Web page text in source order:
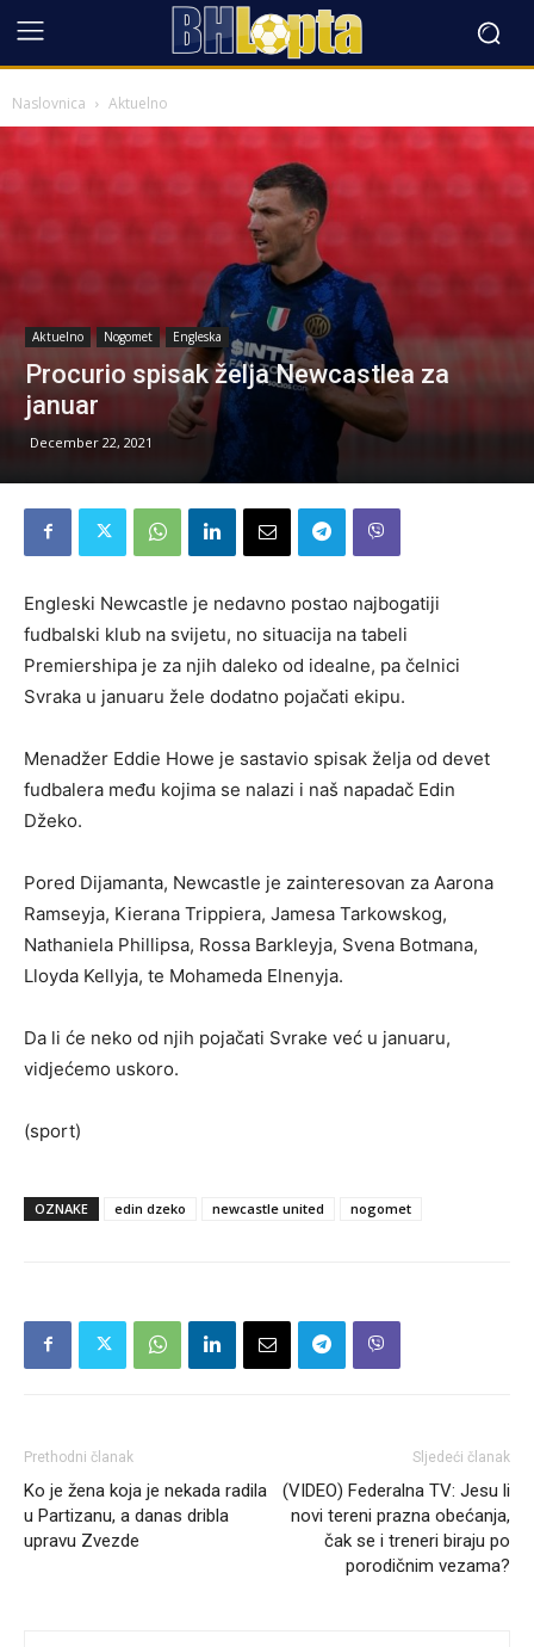
Naslovnica Aktuelno
Aktuelno Nogomet Engleska
Procurio spisak želja Newcastlea za
januar
December 22, 2021
Engleski Newcastle je nedavno postao najbogatiji
fudbalski klub na svijetu, no situacija na tabeli
Premiershipa je za njih daleko od idealne, pa čelnici
Svraka u januaru žele dodatno pojačati ekipu.
Menadžer Eddie Howe je sastavio spisak želja od devet
fudbalera među kojima se nalazi i naš napadač Edin
Džeko.
Pored Dijamanta, Newcastle je zainteresovan za Aarona
Ramseyja, Kierana Trippiera, Jamesa Tarkowskog,
Nathaniela Phillipsa, Rossa Barkleyja, Svena Botmana,
Lloyda Kellyja, te Mohameda Elnenyja.
Da li će neko od njih pojačati Svrake već u januaru,
vidjećemo uskoro.
(sport)
OZNAKE edin dzeko newcastle united nogomet
Prethodni članak
Ko je žena koja je nekada radila
u Partizanu, a danas dribla
upravu Zvezde
Sljedeći članak
(VIDEO) Federalna TV: Jesu li
novi tereni prazna obećanja,
čak se i treneri biraju po
porodičnim vezama?